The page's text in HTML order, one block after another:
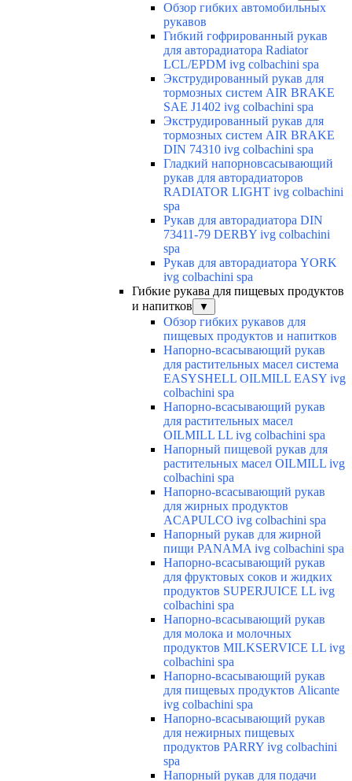
Обзор гибких автомобильных
рукавов
Гибкий гофрированный рукав
для авторадиатора Radiator
LCL/EPDM ivg colbachini spa
Экструдированный рукав для
тормозных систем AIR BRAKE
SAE J1402 ivg colbachini spa
Экструдированный рукав для
тормозных систем AIR BRAKE
DIN 74310 ivg colbachini spa
Гладкий напорновсасывающий
рукав для авторадиаторов
RADIATOR LIGHT ivg colbachini
spa
Рукав для авторадиатора DIN
73411-79 DERBY ivg colbachini
spa
Рукав для авторадиатора YORK
ivg colbachini spa
Гибкие рукава для пищевых продуктов
и напитков
▼
Обзор гибких рукавов для
пищевых продуктов и напитков
Напорно-всасывающий рукав
для растительных масел система
EASYSHELL OILMILL EASY ivg
colbachini spa
Напорно-всасывающий рукав
для растительных масел
OILMILL LL ivg colbachini spa
Напорный пищевой рукав для
растительных масел OILMILL ivg
colbachini spa
Напорно-всасывающий рукав
для жирных продуктов
ACAPULCO ivg colbachini spa
Напорный рукав для жирной
пищи PANAMA ivg colbachini spa
Напорно-всасывающий рукав
для фруктовых соков и жидких
продуктов SUPERJUICE LL ivg
colbachini spa
Напорно-всасывающий рукав
для молока и молочных
продуктов MILKSERVICE LL ivg
colbachini spa
Напорно-всасывающий рукав
для пищевых продуктов Alicante
ivg colbachini spa
Напорно-всасывающий рукав
для нежирных пищевых
продуктов PARRY ivg colbachini
spa
Напорный рукав для подачи